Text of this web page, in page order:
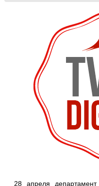
28 апреля